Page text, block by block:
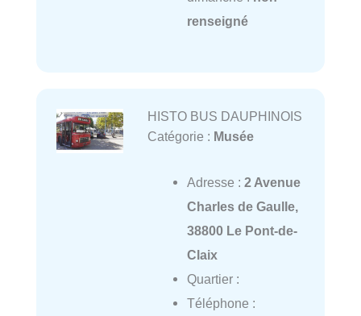
renseigné
HISTO BUS DAUPHINOIS
Catégorie : Musée
Adresse : 2 Avenue
Charles de Gaulle,
38800 Le Pont-de-
Claix
Quartier :
Téléphone :